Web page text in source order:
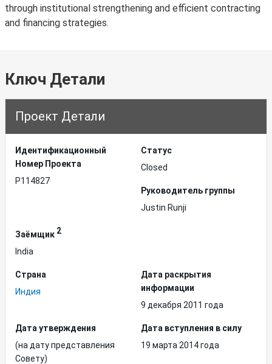
through institutional strengthening and efficient contracting
and financing strategies.
Ключ Детали
Проект Детали
Идентификационный
Hомер Проекта
P114827
Статус
Closed
Руководитель группы
Justin Runji
Заёмщик 2
India
Страна
Индия
Дата раскрытия
информации
9 декабря 2011 года
Дата утверждения
(на дату представления
Совету)
Дата вступления в силу
19 марта 2014 года